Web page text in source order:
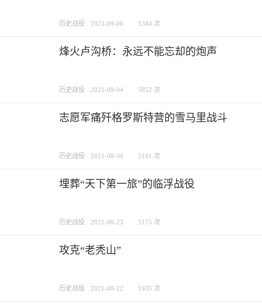
历史战役 2021-09-06 5384 次
烽火卢沟桥：永远不能忘却的炮声
历史战役 2021-09-04 5852 次
志愿军痛歼格罗斯特营的雪马里战斗
历史战役 2021-08-30 5161 次
埋葬“天下第一旅”的临浮战役
历史战役 2021-08-23 5175 次
攻克“老秃山”
历史战役 2021-08-22 1935 次